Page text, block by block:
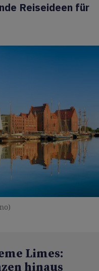
Reiseideen für
Limes:
hinaus